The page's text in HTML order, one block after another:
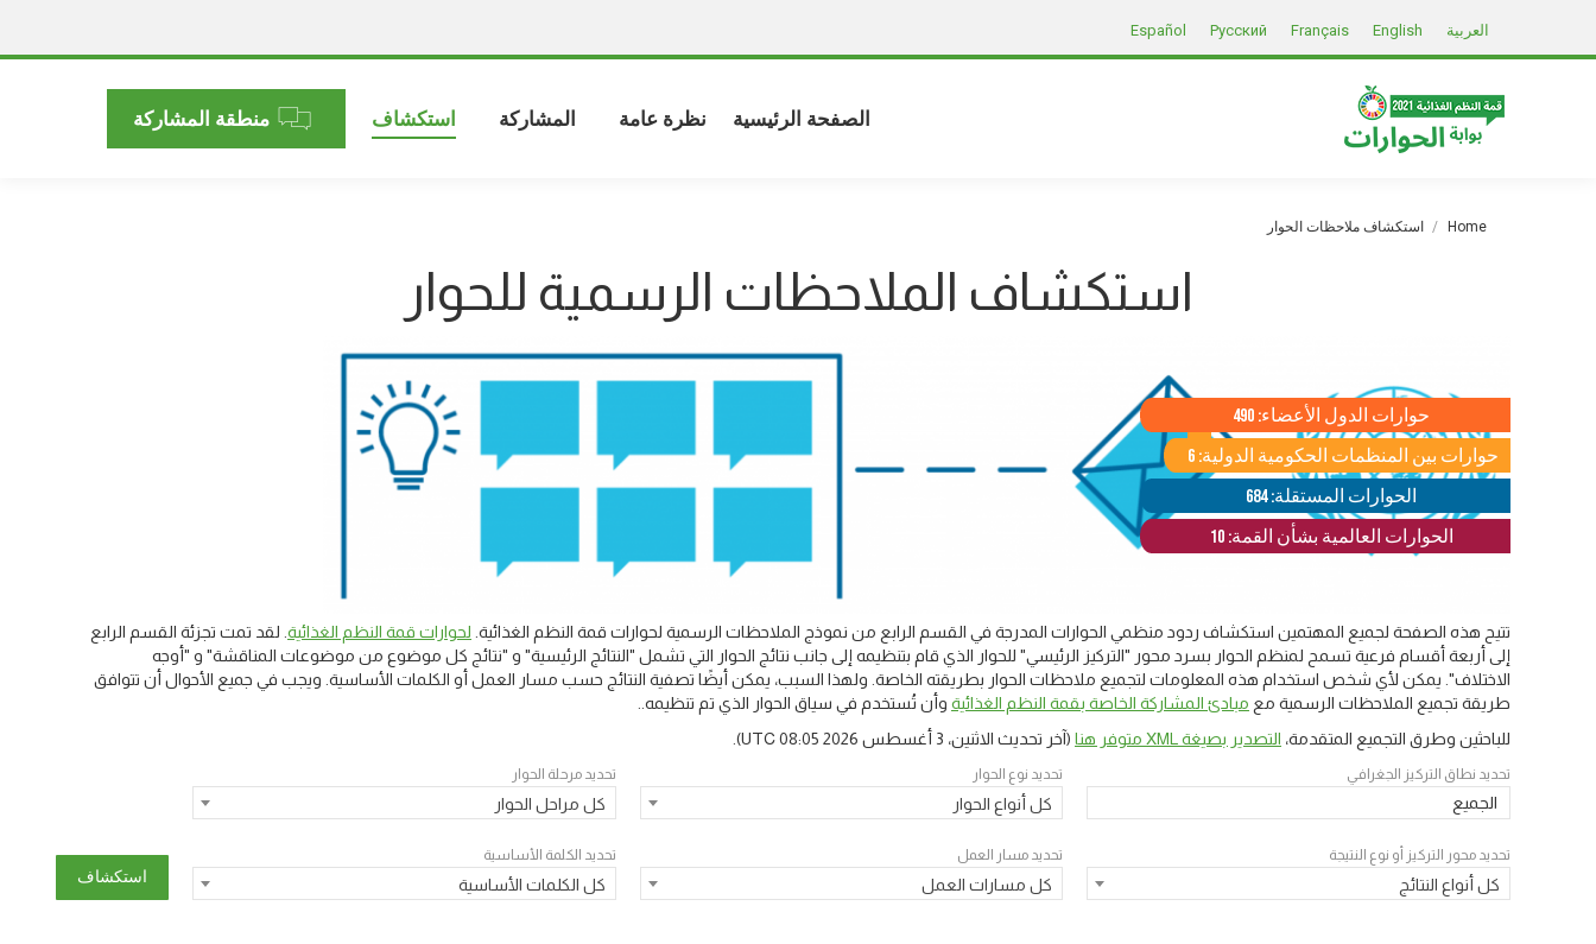
العربية English
Français
Русский
Español
الصفحة الرئيسية نظرة عامة المشاركة استكشاف منطقة المشاركة
You are here:
Home استكشاف ملاحظات الحوار
استكشاف الملاحظات الرسمية للحوار
حوارات الدول الأعضاء: 490
حوارات بين المنظمات الحكومية الدولية: 6
الحوارات المستقلة: 684
الحوارات العالمية بشأن القمة: 10
تتيح هذه الصفحة لجميع المهتمين استكشاف ردود منظمي الحوارات المدرجة في القسم الرابع من نموذج الملاحظات الرسمية لحوارات قمة النظم الغذائية. لحوارات قمة النظم الغذائية. لقد تمت تجزئة القسم الرابع
إلى أربعة أقسام فرعية تسمح لمنظم الحوار بسرد محور "التركيز الرئيسي" للحوار الذي قام بتنظيمه إلى جانب نتائج الحوار التي تشمل "النتائج الرئيسية" و "نتائج كل موضوع من موضوعات المناقشة" و "أوجه
الاختلاف". يمكن لأي شخص استخدام هذه المعلومات لتجميع ملاحظات الحوار بطريقته الخاصة. ولهذا السبب، يمكن أيضًا تصفية النتائج حسب مسار العمل أو الكلمات الأساسية. ويجب في جميع الأحوال أن تتوافق
طريقة تجميع الملاحظات الرسمية مع مبادئ المشاركة الخاصة بقمة النظم الغذائية وأن تُستخدم في سياق الحوار الذي تم تنظيمه..
للباحثين وطرق التجميع المتقدمة، التصدير بصيغة XML متوفر هنا (آخر تحديث الاثنين، 3 أغسطس 2026 08:05 UTC ).
تحديد نطاق التركيز الجغرافي
الجميع
تحديد نوع الحوار
كل أنواع الحوار
تحديد مرحلة الحوار
كل مراحل الحوار
تحديد محور التركيز أو نوع النتيجة
كل أنواع النتائج
تحديد مسار العمل
كل مسارات العمل
تحديد الكلمة الأساسية
كل الكلمات الأساسية